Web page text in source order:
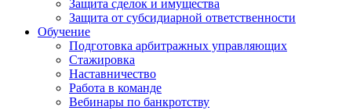
Защита сделок и имущества
Защита от субсидиарной ответственности
Обучение
Подготовка арбитражных управляющих
Стажировка
Наставничество
Работа в команде
Вебинары по банкротству